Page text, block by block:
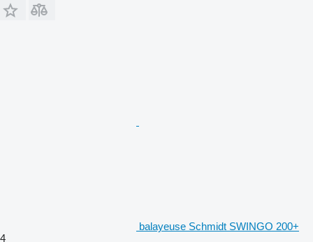
balayeuse Schmidt SWINGO 200+
4